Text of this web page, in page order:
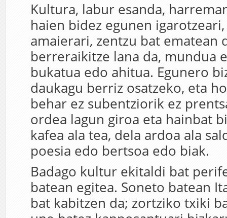
Kultura, labur esanda,
haien bidez egunen
amaierari, zentzu bat ematean
berreraikitze lana da, mundua
bukatua edo ahitua. Egunero
daukagu berriz osatzeko, eta
behar ez subentziorik ez
ordea lagun giroa eta hainbat
kafea ala tea, dela ardoa ala
poesia edo bertsoa edo biak.
Badago kultur ekitaldi bat
batean egitea. Soneto batean
bat kabitzen da; zortziko txiki